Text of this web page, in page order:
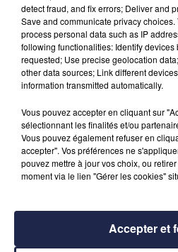
[PODCAST] COUPS FRANCS FAIT LE
detect fraud, and fix errors; Deliver and
Save and communicate privacy
process personal data such as IP
following functionalities: Identify
requested; Use precise geolocation
other data sources; Link different
information transmitted automatically.
Vous pouvez accepter en cliquant sur
sélectionnant les finalités et/ou
Vous pouvez également refuser en
accepter". Vos préférences ne
pouvez mettre à jour vos choix, ou
moment via le lien "Gérer les cookies"
Accepter et